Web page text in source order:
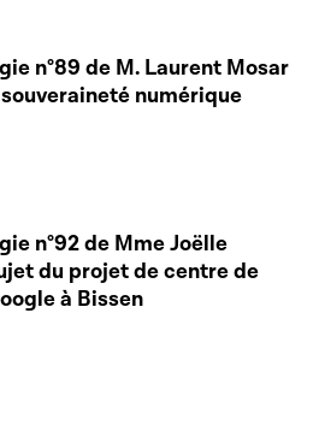
n°89 de M. Laurent Mosar
numérique
n°92 de Mme Joëlle
du projet de centre de
à Bissen